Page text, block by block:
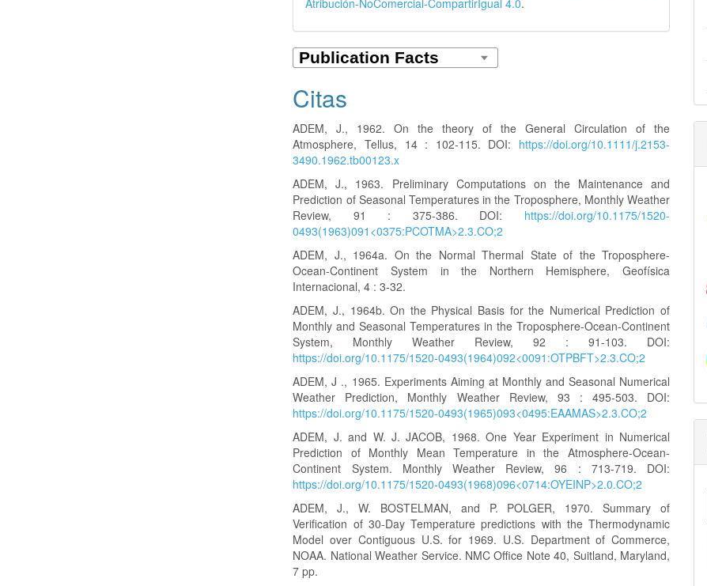
Atribución-NoComercial-CompartirIgual 4.0.
Citas
ADEM, J., 1962. On the theory of the General Circulation of the
Atmosphere, Tellus, 14 : 102-115. DOI: https://doi.org/10.1111/j.2153-
3490.1962.tb00123.x
ADEM, J., 1963. Preliminary Computations on the Maintenance and
Prediction of Seasonal Temperatures in the Troposphere, Monthly Weather
Review, 91 : 375-386. DOI: https://doi.org/10.1175/1520-
0493(1963)091<0375:PCOTMA>2.3.CO;2
ADEM, J., 1964a. On the Normal Thermal State of the Troposphere-
Ocean-Continent System in the Northern Hemisphere, Geofísica
Internacional, 4 : 3-32.
ADEM, J., 1964b. On the Physical Basis for the Numerical Prediction of
Monthly and Seasonal Temperatures in the Troposphere-Ocean-Continent
System, Monthly Weather Review, 92 : 91-103. DOI:
https://doi.org/10.1175/1520-0493(1964)092<0091:OTPBFT>2.3.CO;2
ADEM, J ., 1965. Experiments Aiming at Monthly and Seasonal Numerical
Weather Prediction, Monthly Weather Review, 93 : 495-503. DOI:
https://doi.org/10.1175/1520-0493(1965)093<0495:EAAMAS>2.3.CO;2
ADEM, J. and W. J. JACOB, 1968. One Year Experiment in Numerical
Prediction of Monthly Mean Temperature in the Atmosphere-Ocean-
Continent System. Monthly Weather Review, 96 : 713-719. DOI:
https://doi.org/10.1175/1520-0493(1968)096<0714:OYEINP>2.0.CO;2
ADEM, J., W. BOSTELMAN, and P. POLGER, 1970. Summary of
Verification of 30-Day Temperature predictions with the Thermodynamic
Model over Contiguous U.S. for 1969. U.S. Department of Commerce,
NOAA. National Weather Service. NMC Office Note 40, Suitland, Maryland,
7 pp.